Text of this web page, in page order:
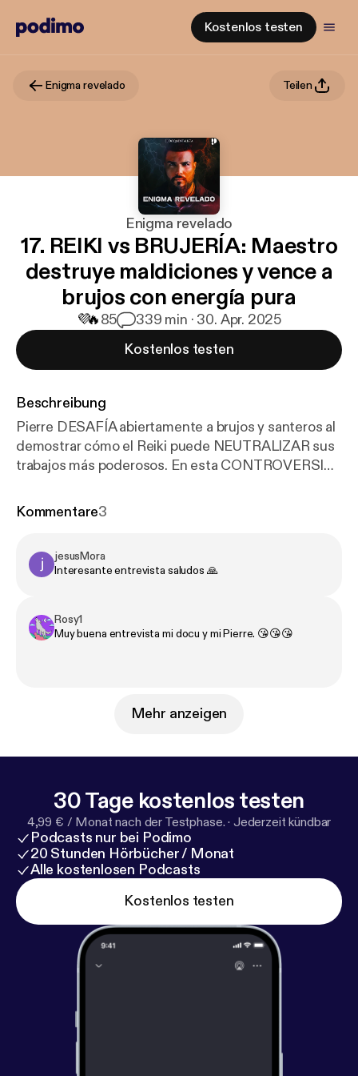
Kostenlos testen
Enigma revelado Teilen
Enigma revelado
17. REIKI vs BRUJERÍA: Maestro
destruye maldiciones y vence a
brujos con energía pura
💜🔥85 339 min · 30. Apr. 2025
Kostenlos testen
Beschreibung
Pierre DESAFÍA abiertamente a brujos y santeros al
demostrar cómo el Reiki puede NEUTRALIZAR sus
trabajos más poderosos. En esta CONTROVERSIAL
PROHIBIDAS que combinadas con Reiki crean un
AMENAZAS de practicantes de magia negra que
ven sus negocios AMENAZADOS. ¿Es posible que
de rituales oscuros?
Kommentare3
jesusMora
Interesante entrevista saludos 🙏
Rosy1
Muy buena entrevista mi docu y mi Pierre. 😘😘😘
Mehr anzeigen
30 Tage kostenlos testen
4,99 € / Monat nach der Testphase. · Jederzeit kündbar
Podcasts nur bei Podimo
20 Stunden Hörbücher / Monat
Alle kostenlosen Podcasts
Kostenlos testen